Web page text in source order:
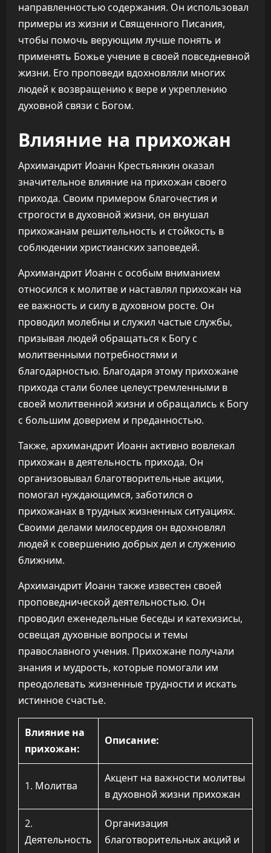
направленностью содержания. Он использовал
примеры из жизни и Священного Писания,
чтобы помочь верующим лучше понять и
применять Божье учение в своей повседневной
жизни. Его проповеди вдохновляли многих
людей к возвращению к вере и укреплению
духовной связи с Богом.
Влияние на прихожан
Архимандрит Иоанн Крестьянкин оказал
значительное влияние на прихожан своего
прихода. Своим примером благочестия и
строгости в духовной жизни, он внушал
прихожанам решительность и стойкость в
соблюдении христианских заповедей.
Архимандрит Иоанн с особым вниманием
относился к молитве и наставлял прихожан на
ее важность и силу в духовном росте. Он
проводил молебны и служил частые службы,
призывая людей обращаться к Богу с
молитвенными потребностями и
благодарностью. Благодаря этому прихожане
прихода стали более целеустремленными в
своей молитвенной жизни и обращались к Богу
с большим доверием и преданностью.
Также, архимандрит Иоанн активно вовлекал
прихожан в деятельность прихода. Он
организовывал благотворительные акции,
помогал нуждающимся, заботился о
прихожанах в трудных жизненных ситуациях.
Своими делами милосердия он вдохновлял
людей к совершению добрых дел и служению
ближним.
Архимандрит Иоанн также известен своей
проповеднической деятельностью. Он
проводил еженедельные беседы и катехизисы,
освещая духовные вопросы и темы
православного учения. Прихожане получали
знания и мудрость, которые помогали им
преодолевать жизненные трудности и искать
истинное счастье.
Влияние на
прихожан:
Описание:
1. Молитва
Акцент на важности молитвы
в духовной жизни прихожан
2.
Деятельность
Организация
благотворительных акций и